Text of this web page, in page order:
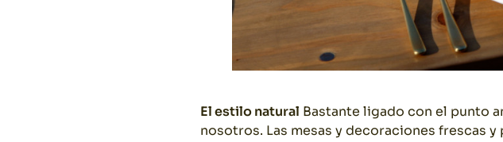
El estilo natural Bastante ligado con el punto
nosotros. Las mesas y decoraciones frescas